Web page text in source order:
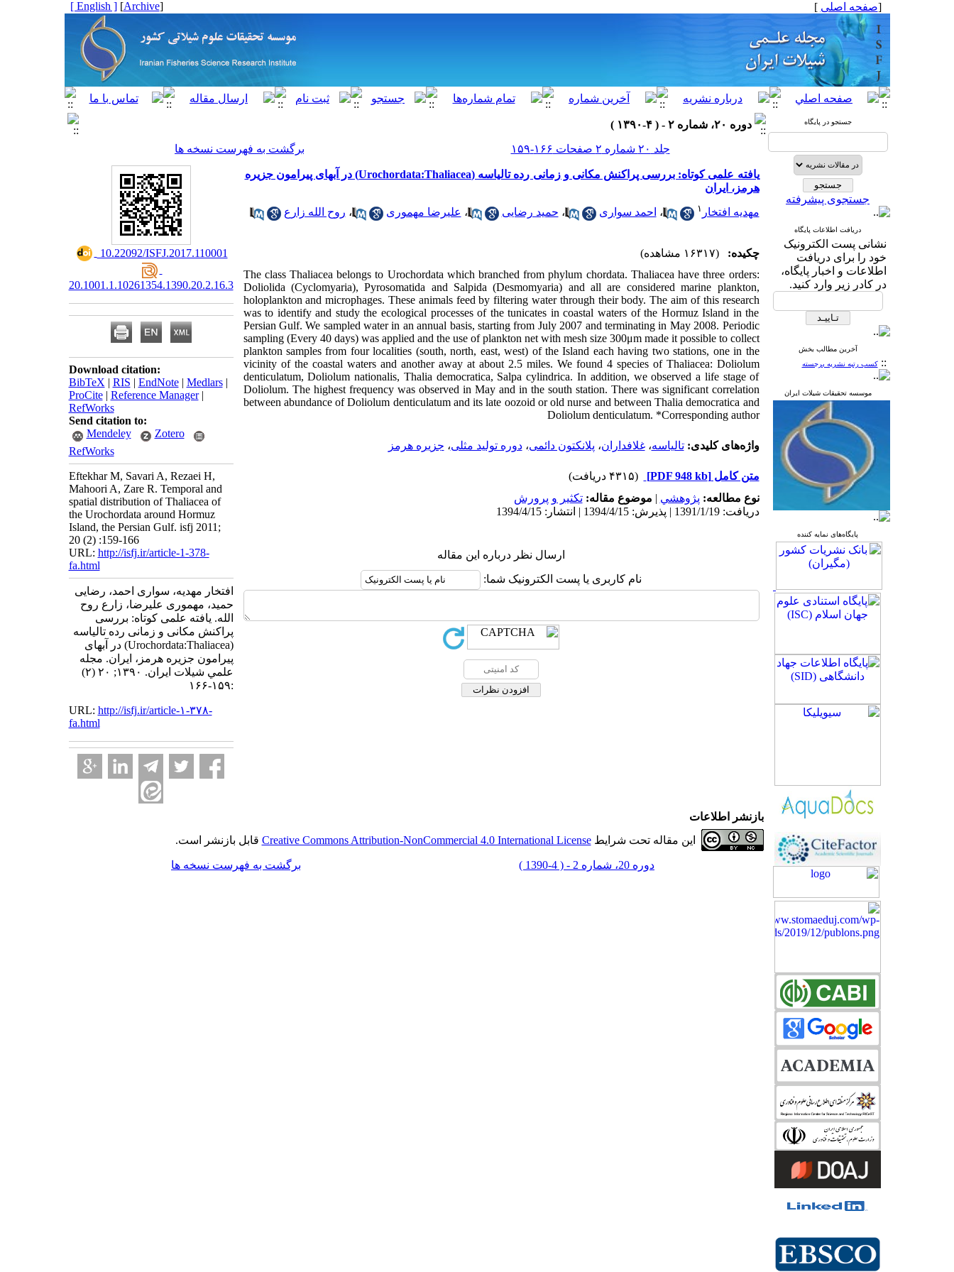
[صفحه اصلی ]
[
Archive
]
[ English ]
جستجو در پایگاه
جستجوی پیشرفته
دریافت اطلاعات پایگاه
نشانی پست الکترونیک
خود را برای دریافت
اطلاعات و اخبار پایگاه،
در کادر زیر وارد کنید.
آخرین مطالب بخش
::کسب رتبه نشریه برجسته
موسسه تحقیقات شیلات ایران
پایگاه‌های نمایه کننده
دوره ۲۰، شماره ۲ - ( ۴-۱۳۹۰ )
جلد ۲۰ شماره ۲ صفحات ۱۶۶-۱۵۹
برگشت به فهرست نسخه ها
یافته علمی کوتاه: بررسی پراکنش مکانی و زمانی رده تالیاسه (Urochordata:Thaliacea) در آبهای پیرامون جزیره
هرمز، ایران
مهدیه افتخار ۱ ، احمد سواری ، حمید رضایی ، علیرضا مهموری ، روح الله زارع
چکیده:
(۱۶۳۱۷ مشاهده)
The class Thaliacea belongs to Urochordata which branched from phylum chordata. Thaliacea have three orders:
Doliolida (Cyclomyaria), Pyrosomatida and Salpida (Desmomyaria) and all are considered marine plankton,
holoplankton and microphages. These animals feed by filtering water through their body. The aim of this research
was to identify and study the ecological processes of the tunicates in coastal waters of the Hormuz Island in the
Persian Gulf. We sampled water in an annual basis, starting from July 2007 and terminating in May 2008. Periodic
sampling (Every 40 days) was applied and the use of plankton net with mesh size 300μm made it possible to collect
plankton samples from four localities (south, north, east, west) of the Island each having two stations, one in the
vicinity of the coastal waters and another away at about 2.5 miles. We found 4 species of Thaliacea: Doliolum
denticulatum, Doliolum nationalis, Thalia democratica, Salpa cylindrica. In addition, we observed a life stage of
Doliolum. The highest frequency was observed in May and in the south station. There was significant correlation
between abundance of Doliolum denticulatum and its late oozoid or old nurse and between Thalia democratica and
Doliolum denticulatum. *Corresponding author
واژه‌های کلیدی:تالیاسه،غلافداران، پلانکتون دائمی،دوره تولید مثلی، جزیره هرمز
متن کامل[PDF 948 kb]
(۴۳۱۵ دریافت)
نوع مطالعه: پژوهشي | موضوع مقاله:تكثير و پرورش
دریافت: 1391/1/19 | پذیرش: 1394/4/15 | انتشار: 1394/4/15
ارسال نظر درباره این مقاله
نام کاربری یا پست الکترونیک شما:
‎ 10.22092/ISFJ.2017.110001
20.1001.1.10261354.1390.20.2.16.3
Download citation:
BibTeX | RIS | EndNote| Medlars|
ProCite| Reference Manager|
RefWorks
Send citation to:
Mendeley
Zotero
RefWorks
Eftekhar M, Savari A, Rezaei H,
Mahoori A, Zare R. Temporal and
spatial distribution of Thaliacea of
the Urochordata around Hormuz
Island, the Persian Gulf. isfj 2011;
20 (2) :159-166
URL: http://isfj.ir/article-1-378-
fa.html
افتخار مهدیه، سواری احمد، رضایی
حمید، مهموری علیرضا، زارع روح
الله. یافته علمی کوتاه: بررسی
پراکنش مکانی و زمانی رده تالیاسه
(Urochordata:Thaliacea) در آبهای
پیرامون جزیره هرمز، ایران. مجله
علمي شيلات ايران. ۱۳۹۰; ۲۰ (۲)
:۱۵۹-۱۶۶
URL: http://isfj.ir/article-۱-۳۷۸-
fa.html
بازنشر اطلاعات
این مقاله تحت شرایطCreative Commons Attribution-NonCommercial 4.0 International License قابل بازنشر است.
دوره 20، شماره 2 - ( 4-1390 ) برگشت به فهرست نسخه ها